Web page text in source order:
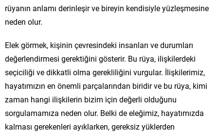
rüyanın anlamı derinleşir ve bireyin kendisiyle yüzleşmesine
neden olur.
Elek görmek, kişinin çevresindeki insanları ve durumları
değerlendirmesi gerektiğini gösterir. Bu rüya, ilişkilerdeki
seçiciliği ve dikkatli olma gerekliliğini vurgular. İlişkilerimiz,
hayatımızın en önemli parçalarından biridir ve bu rüya, kimi
zaman hangi ilişkilerin bizim için değerli olduğunu
sorgulamamıza neden olur. Belki de eleğimiz, hayatımızda
kalması gerekenleri ayıklarken, gereksiz yüklerden